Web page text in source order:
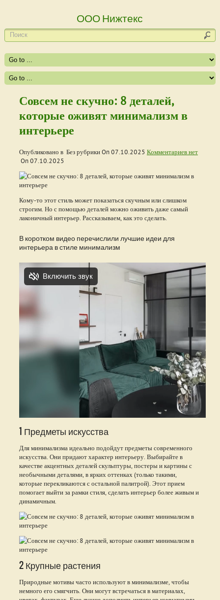
ООО Нижтекс
Совсем не скучно: 8 деталей,
которые оживят минимализм в
интерьере
Опубликовано в Без рубрики On07.10.2025 Комментариев нет
On07.10.2025
Кому-то этот стиль может показаться скучным или слишком
строгим. Но с помощью деталей можно оживить даже самый
лаконичный интерьер. Рассказываем, как это сделать.
В коротком видео перечислили лучшие идеи для
интерьера в стиле минимализм
1 Предметы искусства
Для минимализма идеально подойдут предметы современного
искусства. Они придают характер интерьеру. Выбирайте в
качестве акцентных деталей скульптуры, постеры и картины с
необычными деталями, в ярких оттенках (только такими,
которые перекликаются с остальной палитрой). Этот прием
помогает выйти за рамки стиля, сделать интерьер более живым и
динамичным.
2 Крупные растения
Природные мотивы часто используют в минимализме, чтобы
немного его смягчить. Они могут встречаться в материалах,